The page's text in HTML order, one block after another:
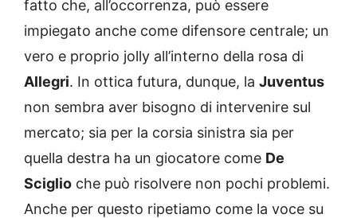
fatto che, all’occorrenza, può essere
impiegato anche come difensore centrale; un
vero e proprio jolly all’interno della rosa di
Allegri. In ottica futura, dunque, la Juventus
non sembra aver bisogno di intervenire sul
mercato; sia per la corsia sinistra sia per
quella destra ha un giocatore come De
Sciglio che può risolvere non pochi problemi.
Anche per questo ripetiamo come la voce su